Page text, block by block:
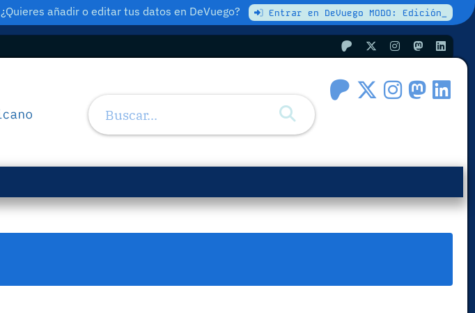
¿Quieres añadir o editar tus datos en DeVuego? Entrar en DeVuego MODO: Edición_